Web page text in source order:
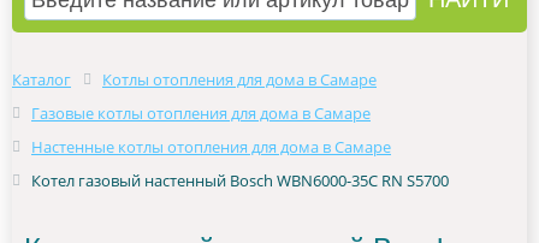
Каталог
Котлы отопления для дома в Самаре
Газовые котлы отопления для дома в Самаре
Настенные котлы отопления для дома в Самаре
Котел газовый настенный Bosch WBN6000-35C RN S5700